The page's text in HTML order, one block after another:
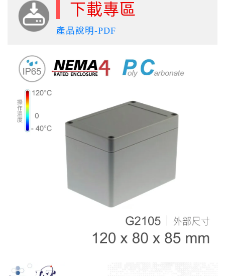
下載專區
產品說明-PDF